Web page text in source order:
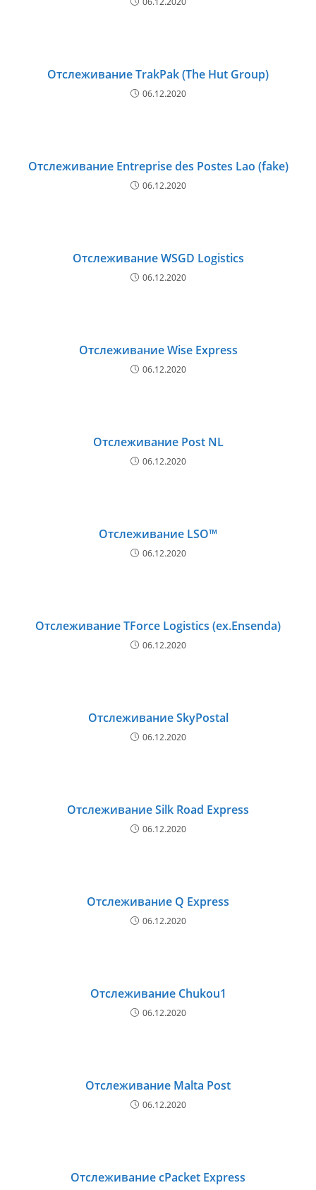
Отслеживание TrakPak (The Hut Group)
06.12.2020
Отслеживание Entreprise des Postes Lao (fake)
06.12.2020
Отслеживание WSGD Logistics
06.12.2020
Отслеживание Wise Express
06.12.2020
Отслеживание Post NL
06.12.2020
Отслеживание LSO™
06.12.2020
Отслеживание TForce Logistics (ex.Ensenda)
06.12.2020
Отслеживание SkyPostal
06.12.2020
Отслеживание Silk Road Express
06.12.2020
Отслеживание Q Express
06.12.2020
Отслеживание Chukou1
06.12.2020
Отслеживание Malta Post
06.12.2020
Отслеживание cPacket Express